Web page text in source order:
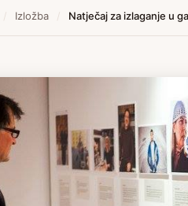
/ Izložba / Natječaj za izlaganje u